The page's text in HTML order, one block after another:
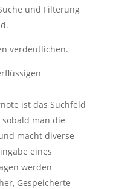
und Filterung
verdeutlichen.
ist das Suchfeld
man die
macht diverse
eines
werden
Gespeicherte